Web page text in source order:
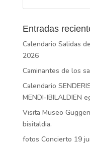
Entradas
Calendario Salidas
2026
Caminantes de los
Calendario
MENDI-IBILALDIEN
Visita Museo
bisitaldia.
fotos Concierto 19